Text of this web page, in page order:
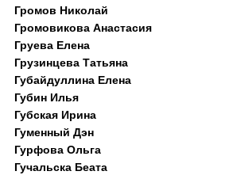
Громов Николай
Громовикова Анастасия
Груева Елена
Грузинцева Татьяна
Губайдуллина Елена
Губин Илья
Губская Ирина
Гуменный Дэн
Гурфова Ольга
Гучальска Беата